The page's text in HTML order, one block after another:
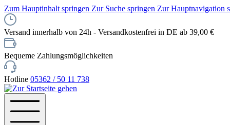
Zum Hauptinhalt springen Zur Suche springen Zur Hauptnavigation
Versand innerhalb von 24h - Versandkostenfrei in DE ab 39,00 €
Bequeme Zahlungsmöglichkeiten
Hotline 05362 / 50 11 738